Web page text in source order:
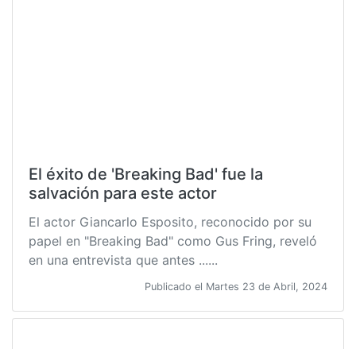
El éxito de 'Breaking Bad' fue la
salvación para este actor
El actor Giancarlo Esposito, reconocido por su
papel en "Breaking Bad" como Gus Fring, reveló
en una entrevista que antes ......
Publicado el Martes 23 de Abril, 2024